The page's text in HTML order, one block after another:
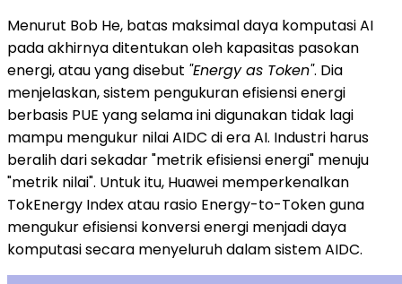
Menurut Bob He, batas maksimal daya komputasi AI
pada akhirnya ditentukan oleh kapasitas pasokan
energi, atau yang disebut "Energy as Token". Dia
menjelaskan, sistem pengukuran efisiensi energi
berbasis PUE yang selama ini digunakan tidak lagi
mampu mengukur nilai AIDC di era AI. Industri harus
beralih dari sekadar "metrik efisiensi energi" menuju
"metrik nilai". Untuk itu, Huawei memperkenalkan
TokEnergy Index atau rasio Energy-to-Token guna
mengukur efisiensi konversi energi menjadi daya
komputasi secara menyeluruh dalam sistem AIDC.